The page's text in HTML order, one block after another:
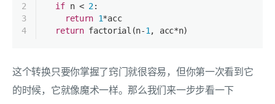
2
3
4
if n < 2:
return 1*acc
return factorial(n-1 , acc*n)
这个转换只要你掌握了窍门就很容易，但你第一次看到它
的时候，它就像魔术一样。那么我们来一步步看一下